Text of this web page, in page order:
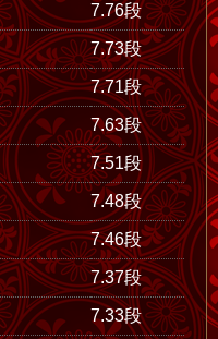
7.76段
7.73段
7.71段
7.63段
7.51段
7.48段
7.46段
7.37段
7.33段